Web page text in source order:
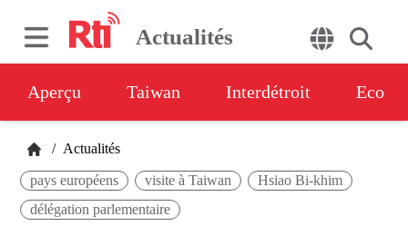
Actualités
Aperçu Taiwan Interdétroit Eco
/ Actualités
pays européens visite à Taiwan
Hsiao Bi-khim
délégation parlementaire